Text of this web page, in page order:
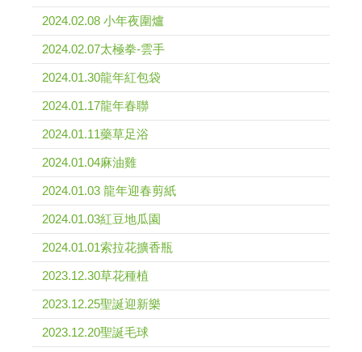
2024.02.08 小年夜圍爐
2024.02.07太極拳-雲手
2024.01.30龍年紅包袋
2024.01.17龍年春聯
2024.01.11藥草足浴
2024.01.04麻油雞
2024.01.03 龍年迎春剪紙
2024.01.03紅豆地瓜園
2024.01.01索拉花擴香瓶
2023.12.30草花種植
2023.12.25聖誕迎新樂
2023.12.20聖誕毛球